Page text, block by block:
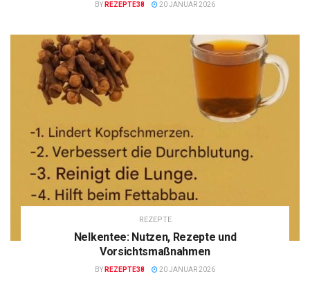
BY REZEPTE38 20 JANUAR 2026
REZEPTE
Nelkentee: Nutzen, Rezepte und
Vorsichtsmaßnahmen
BY REZEPTE38 20 JANUAR 2026